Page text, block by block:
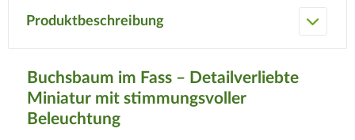
Produktbeschreibung
Buchsbaum im Fass – Detailverliebte
Miniatur mit stimmungsvoller
Beleuchtung